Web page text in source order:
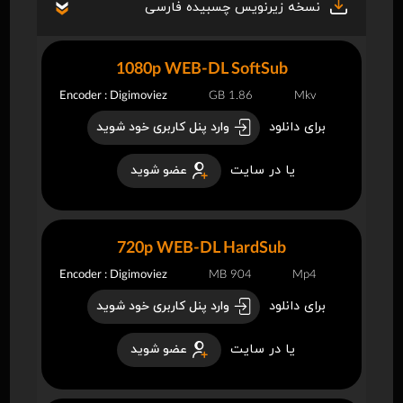
نسخه زیرنویس چسبیده فارسی
برای دانلود وارد پنل کاربری خود شوید
یا در سایت عضو شوید
1080p WEB-DL SoftSub
Encoder : Digimoviez 1.86 GB Mkv
برای دانلود وارد پنل کاربری خود شوید
یا در سایت عضو شوید
720p WEB-DL HardSub
Encoder : Digimoviez 904 MB Mp4